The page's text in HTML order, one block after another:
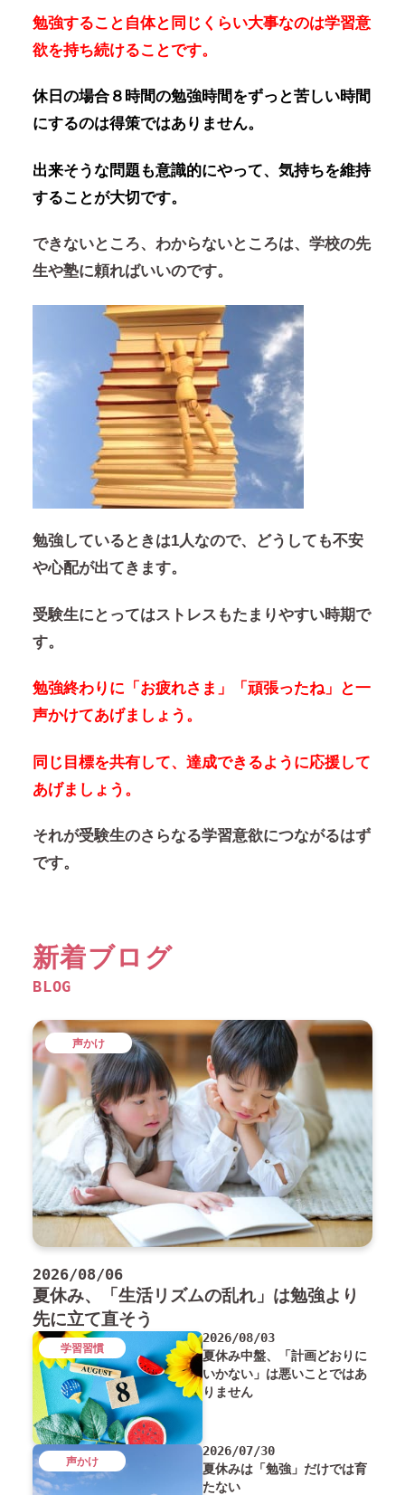
勉強すること自体と同じくらい大事なのは学習意
欲を持ち続けることです。
休日の場合８時間の勉強時間をずっと苦しい時間
にするのは得策ではありません。
出来そうな問題も意識的にやって、気持ちを維持
することが大切です。
できないところ、わからないところは、学校の先
生や塾に頼ればいいのです。
勉強しているときは1人なので、どうしても不安
や心配が出てきます。
受験生にとってはストレスもたまりやすい時期で
す。
勉強終わりに「お疲れさま」「頑張ったね」と一
声かけてあげましょう。
同じ目標を共有して、達成できるように応援して
あげましょう。
それが受験生のさらなる学習意欲につながるはず
です。
新着ブログ
BLOG
2026/08/06
夏休み、「生活リズムの乱れ」は勉強より
先に立て直そう
声かけ
2026/08/03
夏休み中盤、「計画どおりに
いかない」は悪いことではあ
りません
学習習慣
2026/07/30
夏休みは「勉強」だけでは育
たない
声かけ